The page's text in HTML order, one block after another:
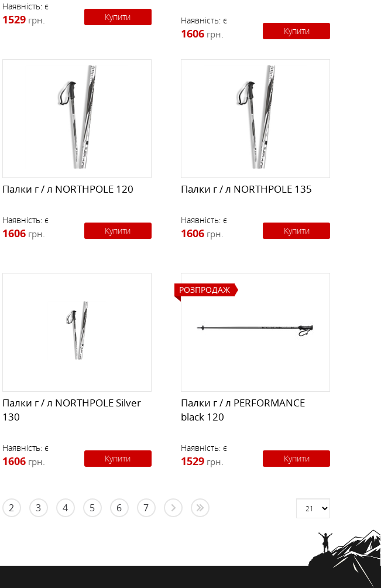
Наявність: є
1529 грн. Купити Наявність: є
1606 грн. Купити
Палки г / л NORTHPOLE 120
Наявність: є
1606 грн. Купити
Палки г / л NORTHPOLE 135
Наявність: є
1606 грн. Купити
Палки г / л NORTHPOLE Silver
130
Наявність: є
1606 грн. Купити
РОЗПРОДАЖ
Палки г / л PERFORMANCE
black 120
Наявність: є
1529 грн. Купити
2 3 4 5 6 7